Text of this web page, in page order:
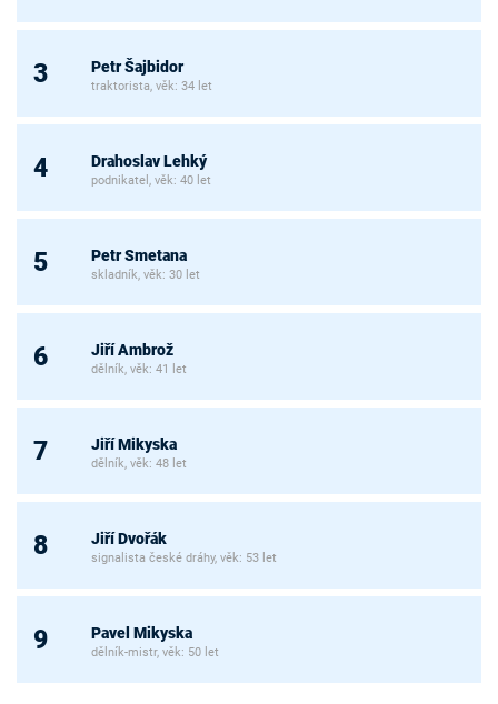
3 Petr Šajbidor
traktorista, věk: 34 let
4 Drahoslav Lehký
podnikatel, věk: 40 let
5 Petr Smetana
skladník, věk: 30 let
6 Jiří Ambrož
dělník, věk: 41 let
7 Jiří Mikyska
dělník, věk: 48 let
8 Jiří Dvořák
signalista české dráhy, věk: 53 let
9 Pavel Mikyska
dělník-mistr, věk: 50 let